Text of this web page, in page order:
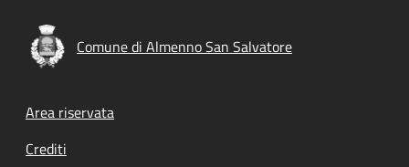
Comune di Almenno San Salvatore
Footer menu
Area riservata
Crediti